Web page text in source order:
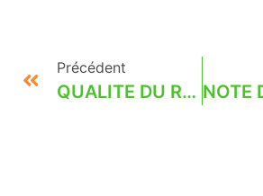
Précédent
QUALITE DU RIZ SANA 25% THAI